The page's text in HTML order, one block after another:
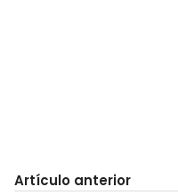
Artículo anterior